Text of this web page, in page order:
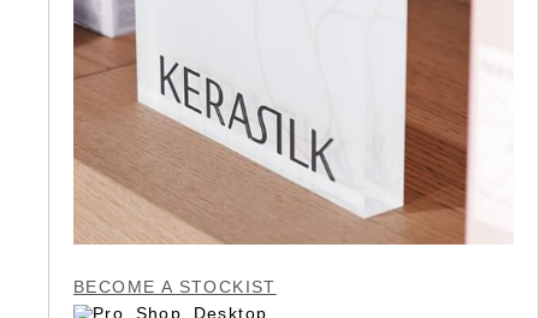
BECOME A STOCKIST